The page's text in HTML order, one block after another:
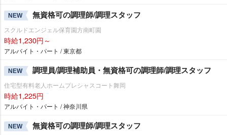
NEW 無資格可の調理師/調理スタッフ
スクルドエンジェル保育園方南町園
時給1,230円～
アルバイト・パート / 東京都
NEW 調理員/調理補助員・無資格可の調理師/調理スタッフ
住宅型有料老人ホームプレシャスコート舞岡
時給1,225円
アルバイト・パート / 神奈川県
NEW 無資格可の調理師/調理スタッフ